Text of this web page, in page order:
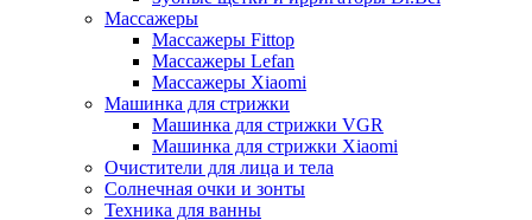
Массажеры
Массажеры Fittop
Массажеры Lefan
Массажеры Xiaomi
Машинка для стрижки
Машинка для стрижки VGR
Машинка для стрижки Xiaomi
Очистители для лица и тела
Солнечная очки и зонты
Техника для ванны